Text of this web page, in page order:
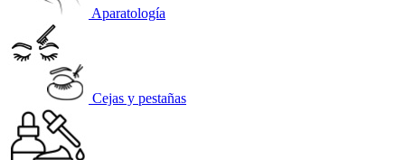
Aparatología
Cejas y pestañas